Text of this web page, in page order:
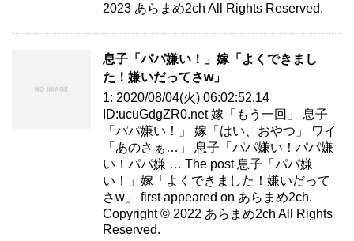
2023 あらまめ2ch All Rights Reserved.
息子「パパ嫌い！」嫁「よくできまし
た！嫌いだってさw」
1: 2020/08/04(火) 06:02:52.14
ID:ucuGdgZR0.net 嫁「もう一回」 息子
「パパ嫌い！」 嫁「はい、おやつ」 ワイ
「あのさぁ…」 息子「パパ嫌い！パパ嫌
い！パパ嫌 … The post 息子「パパ嫌
い！」嫁「よくできました！嫌いだって
さw」 first appeared on あらまめ2ch.
Copyright © 2022 あらまめ2ch All Rights
Reserved.